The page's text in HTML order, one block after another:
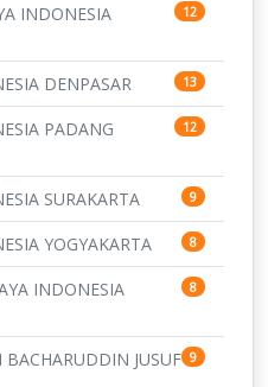
INDONESIA
12
DENPASAR 13
PADANG
12
SURAKARTA 9
YOGYAKARTA 8
INDONESIA
8
JUSUF 9